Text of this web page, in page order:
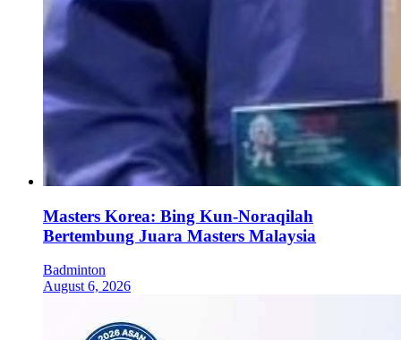
Masters Korea: Bing Kun-Noraqilah
Bertembung Juara Masters Malaysia
Badminton
August 6, 2026